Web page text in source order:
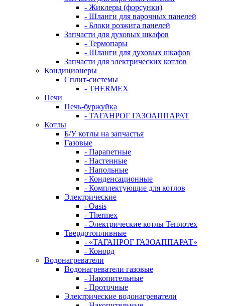
- Жиклеры (форсунки)
- Шланги для варочных панелей
- Блоки розжига панелей
Запчасти для духовых шкафов
- Термопары
- Шланги для духовых шкафов
Запчасти для электрических котлов
Кондиционеры
Сплит-системы
- THERMEX
Печи
Печь-буржуйка
- ТАГАНРОГ ГАЗОАППАРАТ
Котлы
Б/У котлы на запчастья
Газовые
- Парапетные
- Настенные
- Напольные
- Конденсационные
- Комплектующие для котлов
Электрические
- Oasis
- Thermex
- Электрические котлы Теплотех
Твердотопливные
- «ТАГАНРОГ ГАЗОАППАРАТ»
- Конорд
Водонагреватели
Водонагреватели газовые
- Накопительные
- Проточные
Электрические водонагреватели